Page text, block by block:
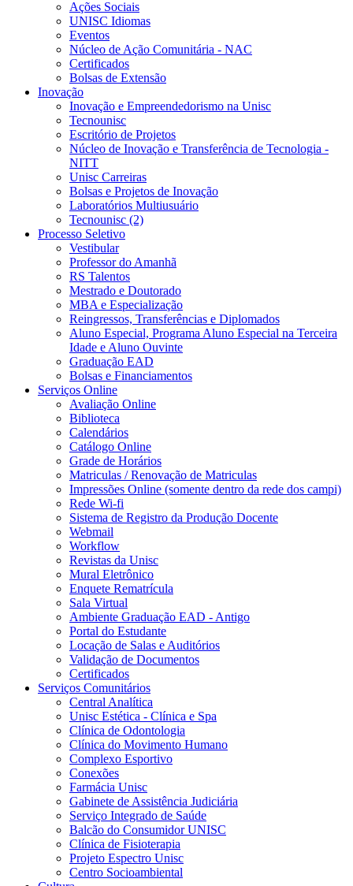
Ações Sociais
UNISC Idiomas
Eventos
Núcleo de Ação Comunitária - NAC
Certificados
Bolsas de Extensão
Inovação
Inovação e Empreendedorismo na Unisc
Tecnounisc
Escritório de Projetos
Núcleo de Inovação e Transferência de Tecnologia -
NITT
Unisc Carreiras
Bolsas e Projetos de Inovação
Laboratórios Multiusuário
Tecnounisc (2)
Processo Seletivo
Vestibular
Professor do Amanhã
RS Talentos
Mestrado e Doutorado
MBA e Especialização
Reingressos, Transferências e Diplomados
Aluno Especial, Programa Aluno Especial na Terceira
Idade e Aluno Ouvinte
Graduação EAD
Bolsas e Financiamentos
Serviços Online
Avaliação Online
Biblioteca
Calendários
Catálogo Online
Grade de Horários
Matriculas / Renovação de Matriculas
Impressões Online (somente dentro da rede dos campi)
Rede Wi-fi
Sistema de Registro da Produção Docente
Webmail
Workflow
Revistas da Unisc
Mural Eletrônico
Enquete Rematrícula
Sala Virtual
Ambiente Graduação EAD - Antigo
Portal do Estudante
Locação de Salas e Auditórios
Validação de Documentos
Certificados
Serviços Comunitários
Central Analítica
Unisc Estética - Clínica e Spa
Clínica de Odontologia
Clínica do Movimento Humano
Complexo Esportivo
Conexões
Farmácia Unisc
Gabinete de Assistência Judiciária
Serviço Integrado de Saúde
Balcão do Consumidor UNISC
Clínica de Fisioterapia
Projeto Espectro Unisc
Centro Socioambiental